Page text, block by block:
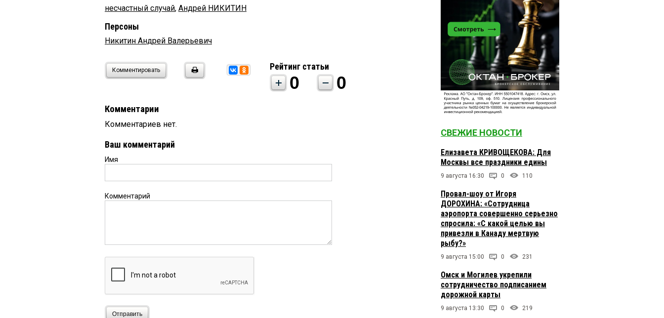
несчастный случай, Андрей НИКИТИН
Персоны
Никитин Андрей Валерьевич
Комментировать Рейтинг статьи
0 0
Комментарии
Комментариев нет.
Ваш комментарий
Имя
Комментарий
Отправить
СВЕЖИЕ НОВОСТИ
Елизавета КРИВОЩЕКОВА: Для
Москвы все праздники едины
9 августа 16:30 0 110
Провал-шоу от Игоря
ДОРОХИНА: «Сотрудница
аэропорта совершенно серьезно
спросила: «С какой целью вы
привезли в Канаду мертвую
рыбу?»
9 августа 15:00 0 231
Омск и Могилев укрепили
сотрудничество подписанием
дорожной карты
9 августа 13:30 0 219